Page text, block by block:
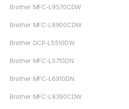
Brother MFC-L9570CDW
Brother MFC-L8900CDW
Brother DCP-L5510DW
Brother MFC-L5710DN
Brother MFC-L6910DN
Brother MFC-L8390CDW